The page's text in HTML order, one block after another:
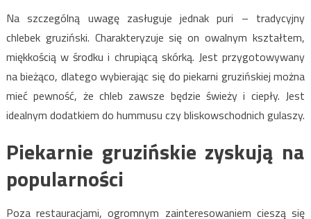
Na szczególną uwagę zasługuje jednak puri – tradycyjny
chlebek gruziński. Charakteryzuje się on owalnym kształtem,
miękkością w środku i chrupiącą skórką. Jest przygotowywany
na bieżąco, dlatego wybierając się do piekarni gruzińskiej można
mieć pewność, że chleb zawsze będzie świeży i ciepły. Jest
idealnym dodatkiem do hummusu czy bliskowschodnich gulaszy.
Piekarnie gruzińskie zyskują na
popularności
Poza restauracjami, ogromnym zainteresowaniem cieszą się